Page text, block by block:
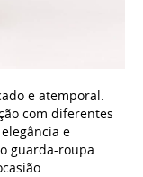
e atemporal.
com diferentes
e
guarda-roupa